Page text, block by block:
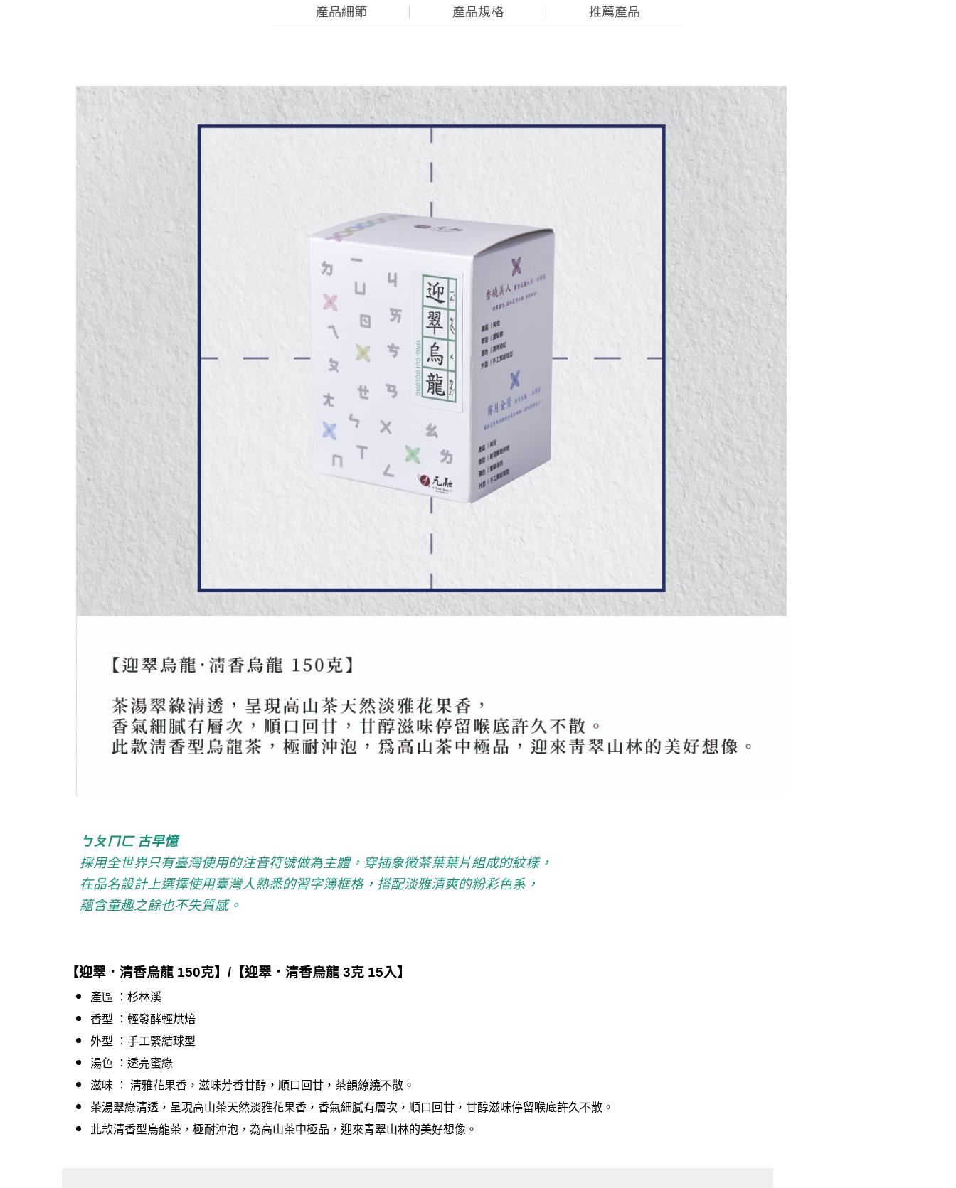
產品細節 產品規格 推薦產品
ㄅㄆㄇㄈ 古早憶
採用全世界只有臺灣使用的注音符號做為主體，穿插象徵茶葉葉片組成的紋樣，
在品名設計上選擇使用臺灣人熟悉的習字簿框格，搭配淡雅清爽的粉彩色系，
蘊含童趣之餘也不失質感。
【迎翠．清香烏龍 150克】/ 【迎翠．清香烏龍 3克 15入】
產區 ：杉林溪
香型 ：輕發酵輕烘焙
外型 ：手工緊結球型
湯色 ：透亮蜜綠
滋味 ： 清雅花果香，滋味芳香甘醇，順口回甘，茶韻繚繞不散。
茶湯翠綠清透，呈現高山茶天然淡雅花果香，香氣細膩有層次，順口回甘，甘醇滋味停留喉底許久不散。
此款清香型烏龍茶，極耐沖泡，為高山茶中極品，迎來青翠山林的美好想像。